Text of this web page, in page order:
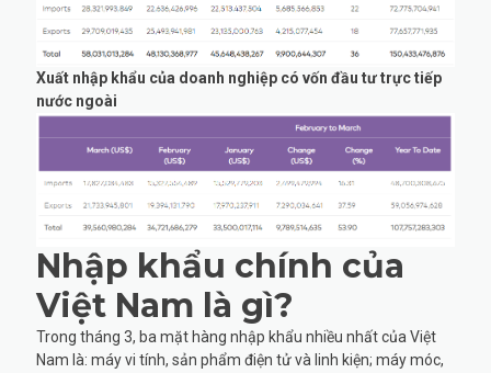
Xuất nhập khẩu của doanh nghiệp có vốn đầu tư trực tiếp
nước ngoài
Nhập khẩu chính của
Việt Nam là gì?
Trong tháng 3, ba mặt hàng nhập khẩu nhiều nhất của Việt
Nam là: máy vi tính, sản phẩm điện tử và linh kiện; máy móc,